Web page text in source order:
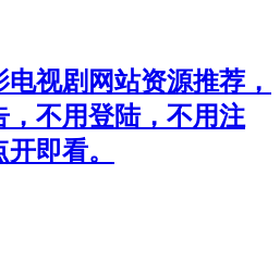
视剧网站资源推荐，
，不用登陆，不用注
即看。